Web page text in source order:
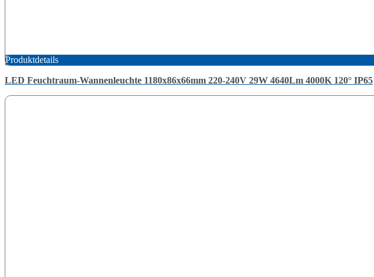
Produktdetails
LED Feuchtraum-Wannenleuchte 1180x86x66mm 220-240V 29W 4640Lm 4000K 120° IP65